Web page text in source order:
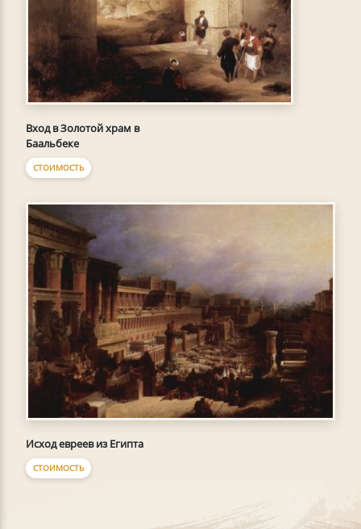
Вход в Золотой храм в
Баальбеке
СТОИМОСТЬ
Исход евреев из Египта
СТОИМОСТЬ